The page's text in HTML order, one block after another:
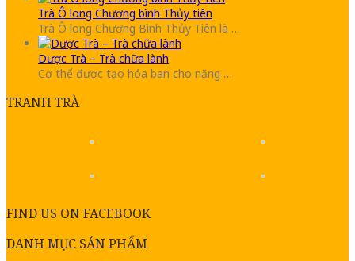
Trà Ô long Chương bình Thủy tiên
Trà Ô long Chương Bình Thủy Tiên là …
Dược Trà – Trà chữa lành
Cơ thể được tạo hóa ban cho năng …
TRANH TRÀ
FIND US ON FACEBOOK
DANH MỤC SẢN PHẨM